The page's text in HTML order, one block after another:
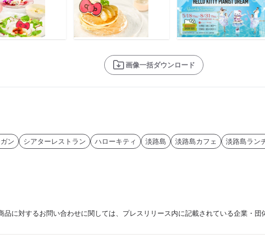
画像一括ダウンロード
ン シアターレストラン ハローキティ 淡路島 淡路島カフェ 淡路島ラン
品に対するお問い合わせに関しては、プレスリリース内に記載されている企業・団